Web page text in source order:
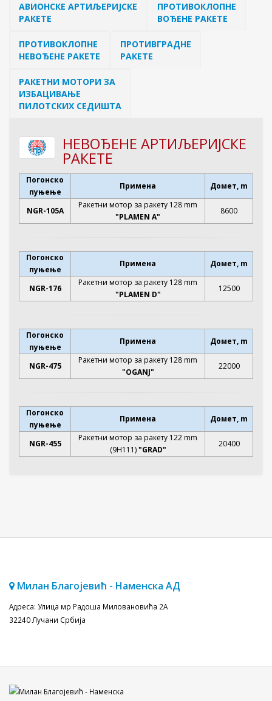
АВИОНСКЕ АРТИЉЕРИЈСКЕ
РАКЕТЕ
ПРОТИВОКЛОПНЕ
ВОЂЕНЕ РАКЕТЕ
ПРОТИВОКЛОПНЕ
НЕВОЂЕНЕ РАКЕТЕ
ПРОТИВГРАДНЕ
РАКЕТЕ
РАКЕТНИ МОТОРИ ЗА
ИЗБАЦИВАЊЕ
ПИЛОТСКИХ СЕДИШТА
НЕВОЂЕНЕ АРТИЉЕРИЈСКЕ
РАКЕТЕ
Погонско
пуњење
Примена Домет, m
NGR-105A
Ракетни мотор за ракету 128 mm
"PLAMEN A"
8600
Погонско
пуњење
Примена Домет, m
NGR-176
Ракетни мотор за ракету 128 mm
"PLAMEN D"
12500
Погонско
пуњење
Примена Домет, m
NGR-475
Ракетни мотор за ракету 128 mm
"OGANJ"
22000
Погонско
пуњење
Примена Домет, m
NGR-455
Ракетни мотор за ракету 122 mm
(9H111) "GRAD"
20400
Милан Благојевић - Наменска АД
Адреса: Улица мр Радоша Миловановића 2A
32240 Лучани Србија